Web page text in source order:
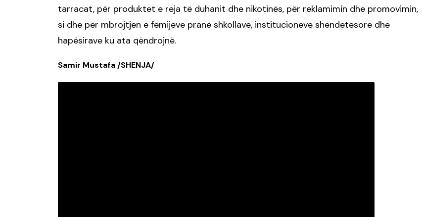
tarracat, për produktet e reja të duhanit dhe nikotinës, për reklamimin dhe promovimin,
si dhe për mbrojtjen e fëmijëve pranë shkollave, institucioneve shëndetësore dhe
hapësirave ku ata qëndrojnë.
Samir Mustafa /SHENJA/